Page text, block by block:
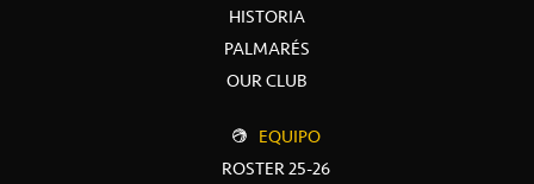
HISTORIA
PALMARÉS
OUR CLUB
EQUIPO
ROSTER 25-26